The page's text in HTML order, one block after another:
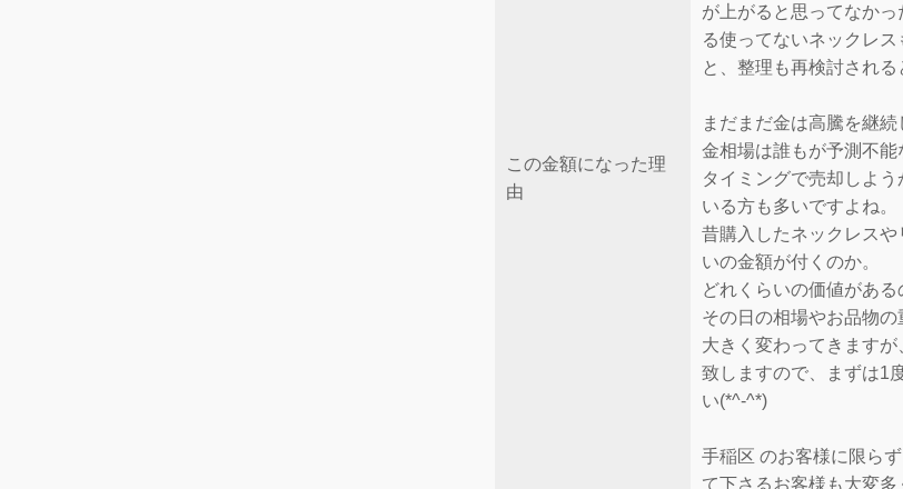
この金額になった理
由
が上がると思ってなか
る使ってないネックレス
と、整理も再検討される
まだまだ金は高騰を継続
金相場は誰もが予測不
タイミングで売却しよ
いる方も多いですよね。
昔購入したネックレスや
いの金額が付くのか。
どれくらいの価値がある
その日の相場やお品物
大きく変わってきます
致しますので、まずは1
い(*^-^*)
手稲区 のお客様に限ら
て下さるお客様も大変